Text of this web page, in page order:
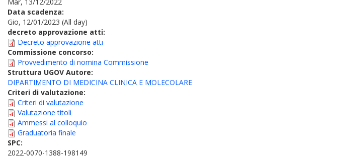
Data scadenza:
Gio, 12/01/2023 (All day)
decreto approvazione atti:
Decreto approvazione atti
Commissione concorso:
Provvedimento di nomina Commissione
Struttura UGOV Autore:
DIPARTIMENTO DI MEDICINA CLINICA E MOLECOLARE
Criteri di valutazione:
Criteri di valutazione
Valutazione titoli
Ammessi al colloquio
Graduatoria finale
SPC:
2022-0070-1388-198149